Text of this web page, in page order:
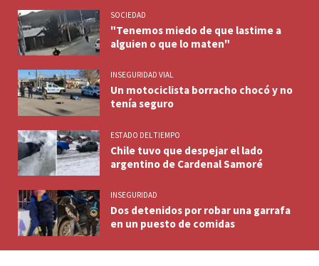
SOCIEDAD
"Tenemos miedo de que lastime a
alguien o que lo maten"
INSEGURIDAD VIAL
Un motociclista borracho chocó y no
tenía seguro
ESTADO DEL TIEMPO
Chile tuvo que despejar el lado
argentino de Cardenal Samoré
INSEGURIDAD
Dos detenidos por robar una garrafa
en un puesto de comidas